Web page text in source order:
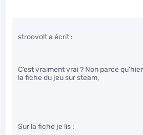
stroovolt a écrit :
C’est vraiment vrai ? Non parce
la fiche du jeu sur steam,
Sur la fiche je lis :